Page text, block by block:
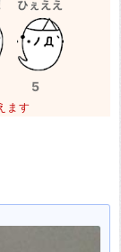
5
ます